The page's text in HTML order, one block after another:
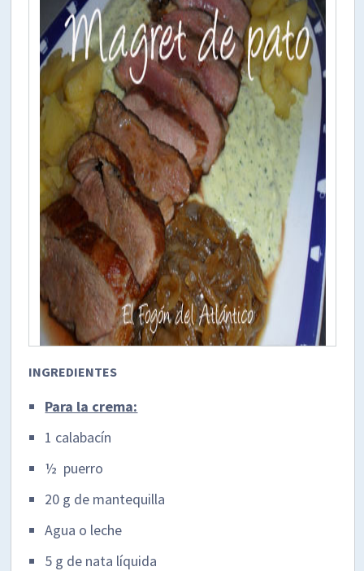
INGREDIENTES
Para la crema:
1 calabacín
½ puerro
20 g de mantequilla
Agua o leche
5 g de nata líquida